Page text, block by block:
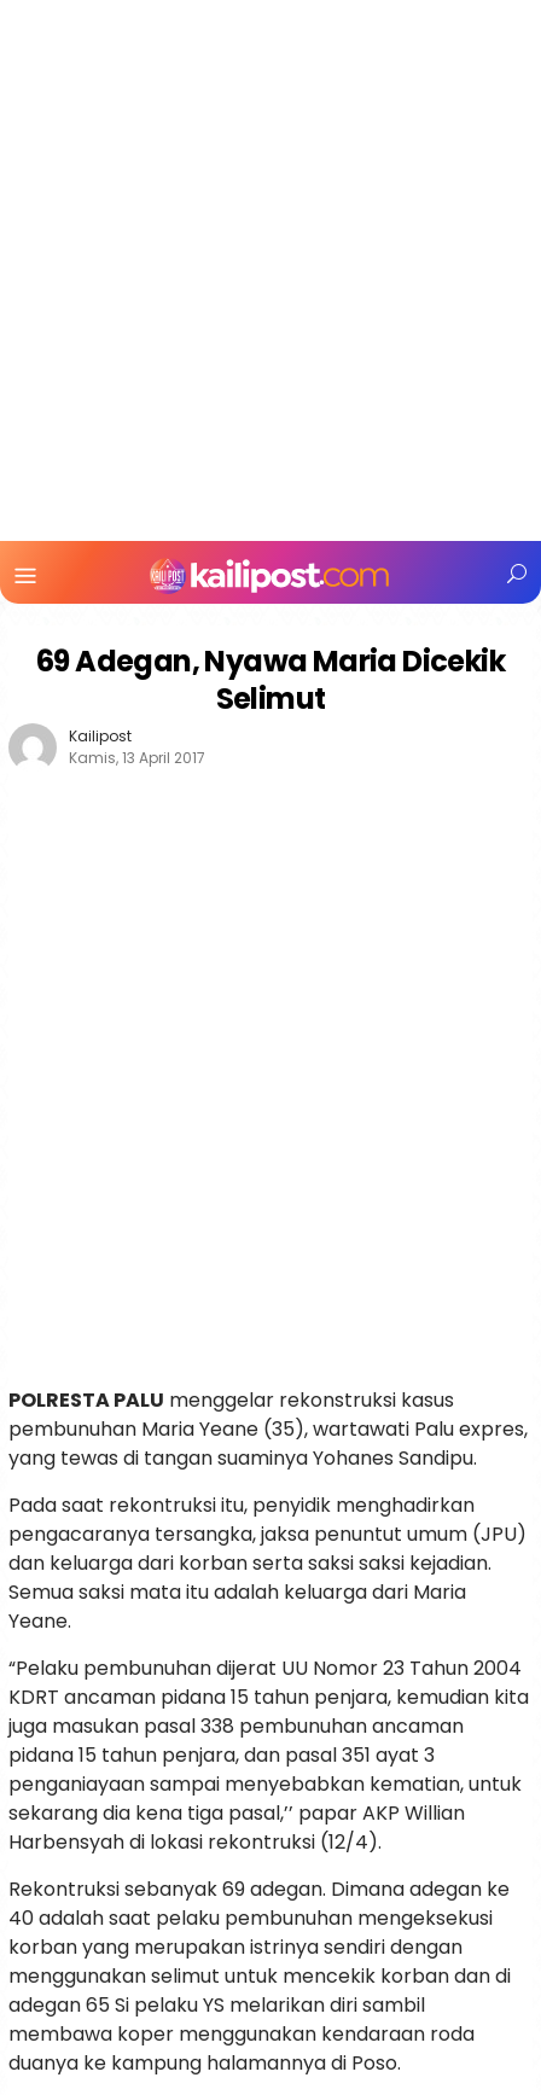
Mobile
69 Adegan, Nyawa Maria Dicekik
Selimut
Kailipost
Kamis, 13 April 2017
POLRESTA PALU menggelar rekonstruksi kasus
pembunuhan Maria Yeane (35), wartawati Palu expres,
yang tewas di tangan suaminya Yohanes Sandipu.
Pada saat rekontruksi itu, penyidik menghadirkan
pengacaranya tersangka, jaksa penuntut umum (JPU)
dan keluarga dari korban serta saksi saksi kejadian.
Semua saksi mata itu adalah keluarga dari Maria
Yeane.
“Pelaku pembunuhan dijerat UU Nomor 23 Tahun 2004
KDRT ancaman pidana 15 tahun penjara, kemudian kita
juga masukan pasal 338 pembunuhan ancaman
pidana 15 tahun penjara, dan pasal 351 ayat 3
penganiayaan sampai menyebabkan kematian, untuk
sekarang dia kena tiga pasal,’’ papar AKP Willian
Harbensyah di lokasi rekontruksi (12/4).
Rekontruksi sebanyak 69 adegan. Dimana adegan ke
40 adalah saat pelaku pembunuhan mengeksekusi
korban yang merupakan istrinya sendiri dengan
menggunakan selimut untuk mencekik korban dan di
adegan 65 Si pelaku YS melarikan diri sambil
membawa koper menggunakan kendaraan roda
duanya ke kampung halamannya di Poso.